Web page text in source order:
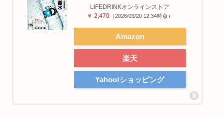
LIFEDRINKオンラインストア
￥ 2,470（2026/03/20 12:34時点）
Amazon
楽天
Yahoo!ショッピング